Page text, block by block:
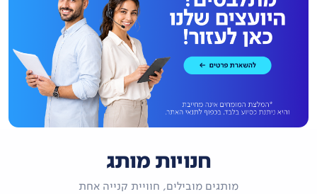
חנויות מותג
מותגים מובילים, חוויית קנייה אחת